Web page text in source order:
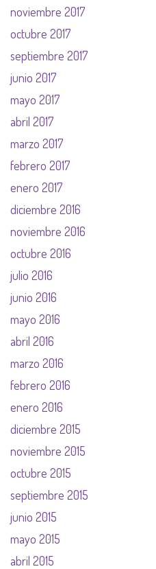
noviembre 2017
octubre 2017
septiembre 2017
junio 2017
mayo 2017
abril 2017
marzo 2017
febrero 2017
enero 2017
diciembre 2016
noviembre 2016
octubre 2016
julio 2016
junio 2016
mayo 2016
abril 2016
marzo 2016
febrero 2016
enero 2016
diciembre 2015
noviembre 2015
octubre 2015
septiembre 2015
junio 2015
mayo 2015
abril 2015